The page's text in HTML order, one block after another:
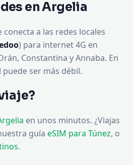
en Argelia
conecta a las redes locales
) para internet 4G en
Constantina y Annaba. En
ser más débil.
en unos minutos. ¿Viajas
guía eSIM para Túnez, o
.